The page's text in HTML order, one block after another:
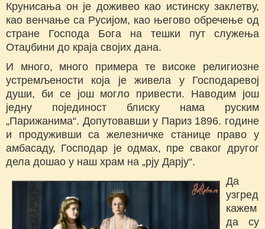
Крунисања он је доживео као истинску заклетву,
као венчање са Русијом, као његово обречење од
стране Господа Бога на тешки пут служења
Отаџбини до краја својих дана.
И много, много примера те високе религиозне
устремљености која је живела у Господаревој
души, би се још могло привести. Наводим још
једну појединост блиску нама руским
„Парижанима“. Допутовавши у Париз 1896. године
и продуживши са железничке станице право у
амбасаду, Господар је одмах, пре сваког другог
дела дошао у наш храм на „рју Дарју“.
Да
узгред
кажем
да су